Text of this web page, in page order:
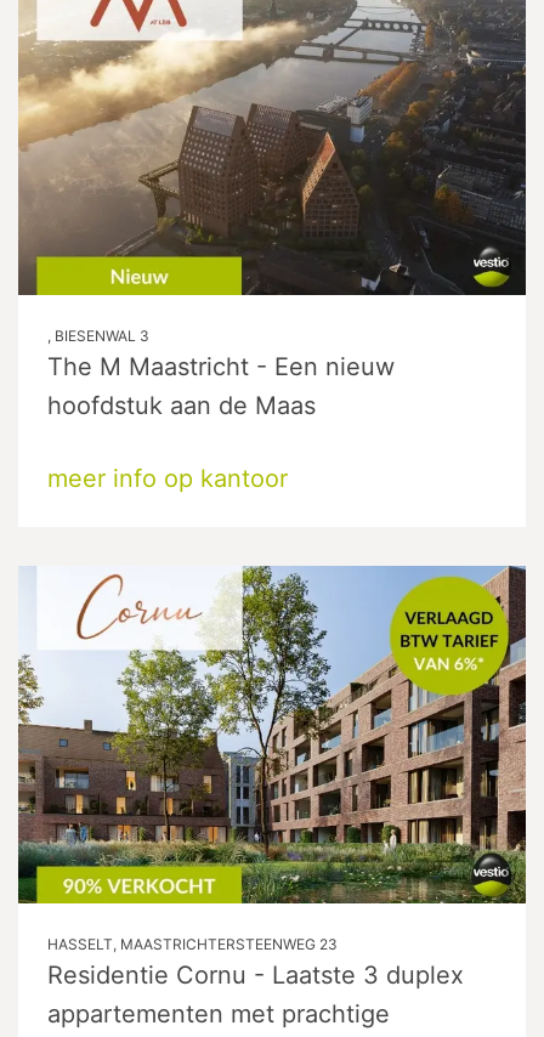
, BIESENWAL 3
The M Maastricht - Een nieuw
hoofdstuk aan de Maas
meer info op kantoor
HASSELT, MAASTRICHTERSTEENWEG 23
Residentie Cornu - Laatste 3 duplex
appartementen met prachtige